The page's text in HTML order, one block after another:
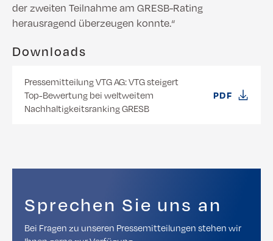
der zweiten Teilnahme am GRESB-Rating
herausragend überzeugen konnte.“
Downloads
Pressemitteilung VTG AG: VTG steigert
Top-Bewertung bei weltweitem
Nachhaltigkeitsranking GRESB
PDF
Sprechen Sie uns an
Bei Fragen zu unseren Pressemitteilungen stehen wir